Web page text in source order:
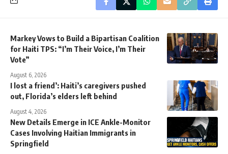
Markey Vows to Build a Bipartisan Coalition
for Haiti TPS: “I’m Their Voice, I’m Their
Vote”
August 6, 2026
I lost a friend’: Haiti’s caregivers pushed
out, Florida’s elders left behind
August 4, 2026
New Details Emerge in ICE Ankle-Monitor
Cases Involving Haitian Immigrants in
Springfield